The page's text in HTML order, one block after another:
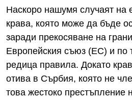
Наскоро нашумя случаят на
крава, която може да бъде
заради прекосяване на
Европейския съюз (ЕС) и по
редица правила. Докато
отива в Сърбия, която не
това жестоко престъпление